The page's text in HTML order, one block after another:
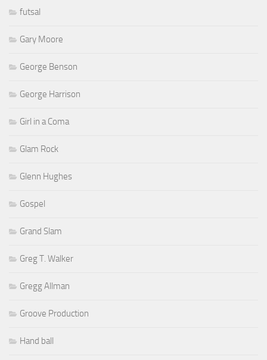
futsal
Gary Moore
George Benson
George Harrison
Girl in a Coma
Glam Rock
Glenn Hughes
Gospel
Grand Slam
Greg T. Walker
Gregg Allman
Groove Production
Hand ball